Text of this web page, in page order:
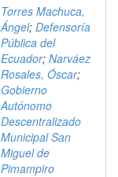
Torres Machuca,
Ángel; Defensoría
Pública del
Ecuador; Narváez
Rosales, Óscar;
Gobierno
Autónomo
Descentralizado
Municipal San
Miguel de
Pimampiro